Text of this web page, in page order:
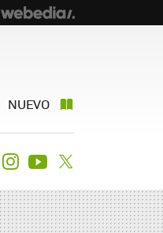
NUEVO
FlipboardInstagramYoutube